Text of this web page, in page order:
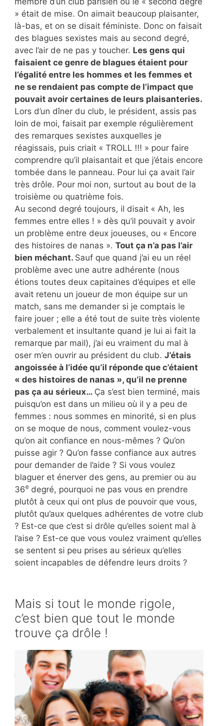
» était de mise. On aimait beaucoup plaisanter,
là-bas, et on se disait féministe. Donc on faisait
des blagues sexistes mais au second degré,
avec l’air de ne pas y toucher. Les gens qui
faisaient ce genre de blagues étaient pour
l’égalité entre les hommes et les femmes et
ne se rendaient pas compte de l’impact que
pouvait avoir certaines de leurs plaisanteries.
Lors d’un dîner du club, le président, assis pas
loin de moi, faisait par exemple régulièrement
des remarques sexistes auxquelles je
réagissais, puis criait « TROLL !!! » pour faire
comprendre qu’il plaisantait et que j’étais encore
tombée dans le panneau. Pour lui ça avait l’air
très drôle. Pour moi non, surtout au bout de la
troisième ou quatrième fois.
Au second degré toujours, il disait « Ah, les
femmes entre elles ! » dès qu’il pouvait y avoir
un problème entre deux joueuses, ou « Encore
des histoires de nanas ». Tout ça n’a pas l’air
bien méchant. Sauf que quand j’ai eu un réel
problème avec une autre adhérente (nous
étions toutes deux capitaines d’équipes et elle
avait retenu un joueur de mon équipe sur un
match, sans me demander si je comptais le
faire jouer ; elle a été tout de suite très violente
verbalement et insultante quand je lui ai fait la
remarque par mail), j’ai eu vraiment du mal à
oser m’en ouvrir au président du club. J’étais
angoissée à l’idée qu’il réponde que c’étaient
« des histoires de nanas », qu’il ne prenne
pas ça au sérieux… Ça s’est bien terminé, mais
puisqu’on est dans un milieu où il y a peu de
femmes : nous sommes en minorité, si en plus
on se moque de nous, comment voulez-vous
qu’on ait confiance en nous-mêmes ? Qu’on
puisse agir ? Qu’on fasse confiance aux autres
pour demander de l’aide ? Si vous voulez
blaguer et énerver des gens, au premier ou au
36e degré, pourquoi ne pas vous en prendre
plutôt à ceux qui ont plus de pouvoir que vous,
plutôt qu’aux quelques adhérentes de votre club
? Est-ce que c’est si drôle qu’elles soient mal à
l’aise ? Est-ce que vous voulez vraiment qu’elles
se sentent si peu prises au sérieux qu’elles
soient incapables de défendre leurs droits ?
Mais si tout le monde rigole,
c’est bien que tout le monde
trouve ça drôle !